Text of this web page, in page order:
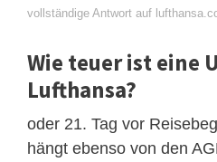
vollständige Antwort auf
Wie teuer ist eine
Lufthansa?
oder 21. Tag vor
hängt ebenso von den